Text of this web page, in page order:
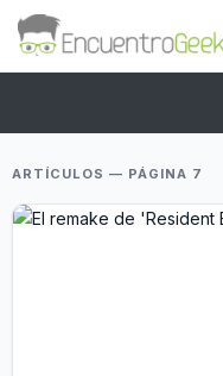
ARTÍCULOS — PÁGINA 7